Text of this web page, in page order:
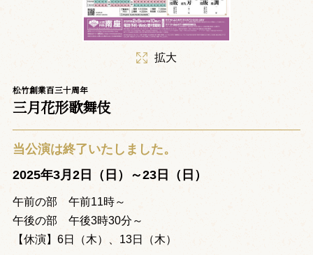
拡大
松竹創業百三十周年
三月花形歌舞伎
当公演は終了いたしました。
2025年3月2日（日）～23日（日）
午前の部 午前11時～
午後の部 午後3時30分～
【休演】6日（木）、13日（木）